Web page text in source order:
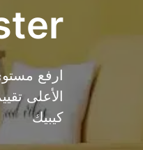
الأعلى
كيبيك